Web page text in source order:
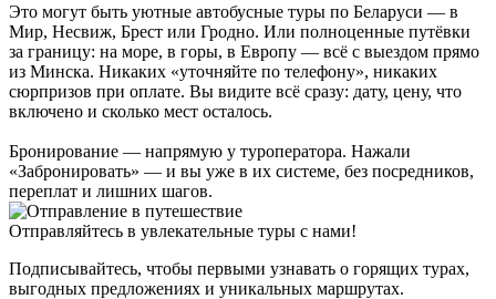
Это могут быть уютные автобусные туры по Беларуси — в
Мир, Несвиж, Брест или Гродно. Или полноценные путёвки
за границу: на море, в горы, в Европу — всё с выездом прямо
из Минска. Никаких «уточняйте по телефону», никаких
сюрпризов при оплате. Вы видите всё сразу: дату, цену, что
включено и сколько мест осталось.
Бронирование — напрямую у туроператора. Нажали
«Забронировать» — и вы уже в их системе, без посредников,
переплат и лишних шагов.
Отправляйтесь в увлекательные туры с нами!
Подписывайтесь, чтобы первыми узнавать о горящих турах,
выгодных предложениях и уникальных маршрутах.